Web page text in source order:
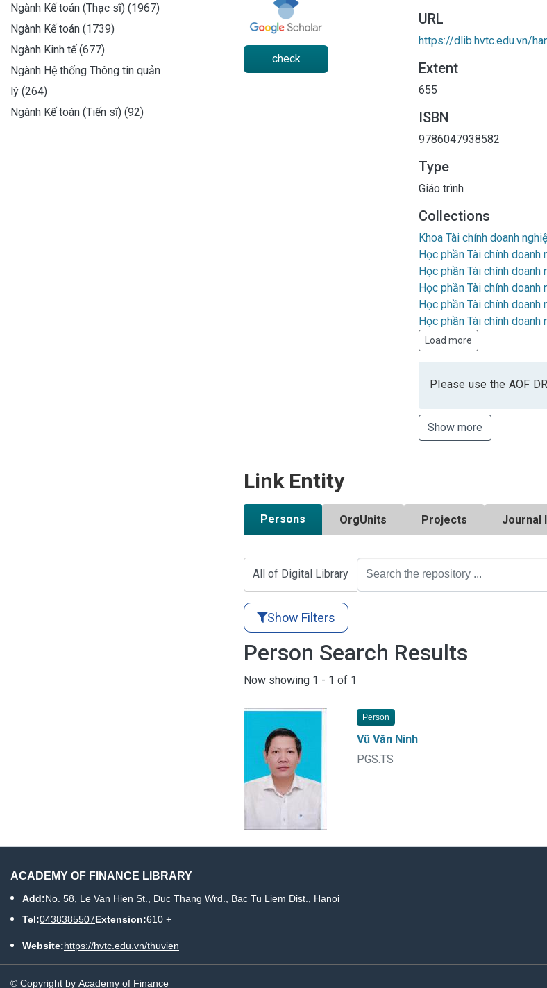
Ngành Kế toán (Thạc sĩ) (1967)
Ngành Kế toán (1739)
Ngành Kinh tế (677)
Ngành Hệ thống Thông tin quản
lý (264)
Ngành Kế toán (Tiến sĩ) (92)
check
URL
https://dlib.hvtc.edu.vn/
Extent
655
ISBN
9786047938582
Type
Giáo trình
Collections
Khoa Tài chính doanh
Học phần Tài chính doanh
Học phần Tài chính doanh
Học phần Tài chính doanh
Học phần Tài chính doanh
Học phần Tài chính doanh
Load more
Please use the AOF
Show more
Link Entity
Persons OrgUnits Projects Journal
All of Digital Library
Show Filters
Person Search Results
Now showing 1 - 1 of 1
Person
Vũ Văn Ninh
PGS.TS
ACADEMY OF FINANCE LIBRARY
Add:No. 58, Le Van Hien St., Duc Thang Wrd., Bac Tu Liem Dist., Hanoi
Tel:0438385507Extension:610 +
Website:https://hvtc.edu.vn/thuvien
© Copyright by Academy of Finance